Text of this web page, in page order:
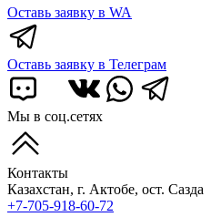
Оставь заявку в WA
Оставь заявку в Телеграм
Мы в соц.сетях
Контакты
Казахстан, г. Актобе, ост. Сазда
+7-705-918-60-72